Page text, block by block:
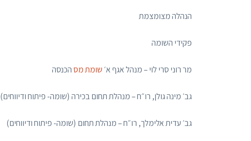
הנהלה מצומצמת
פקידי השומה
מר רוני סרי לוי – מנהל אגף א׳ שומת מס הכנסה
גב׳ מינה גולן, רו״ח – מנהלת תחום בכירה (שומה- פיתוח ודיווחים)
גב׳ עדית אלימלך, רו״ח – מנהלת תחום (שומה- פיתוח ודיווחים)